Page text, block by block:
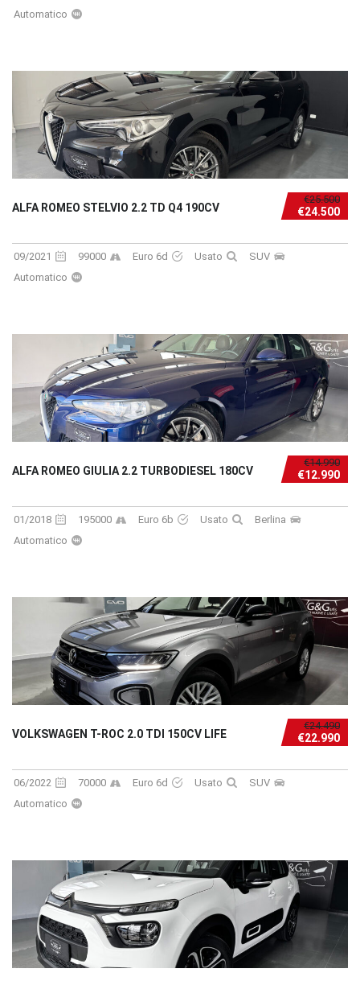
Automatico
€25.500
€24.500
ALFA ROMEO STELVIO 2.2 TD Q4 190CV
09/2021 99000 Euro 6d Usato
SUV
Automatico
€14.990
€12.990
ALFA ROMEO GIULIA 2.2 TURBODIESEL 180CV
01/2018 195000 Euro 6b Usato
Berlina
Automatico
€24.490
€22.990
VOLKSWAGEN T-ROC 2.0 TDI 150CV LIFE
06/2022 70000 Euro 6d Usato
SUV
Automatico